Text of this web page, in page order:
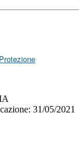
31/05/2021